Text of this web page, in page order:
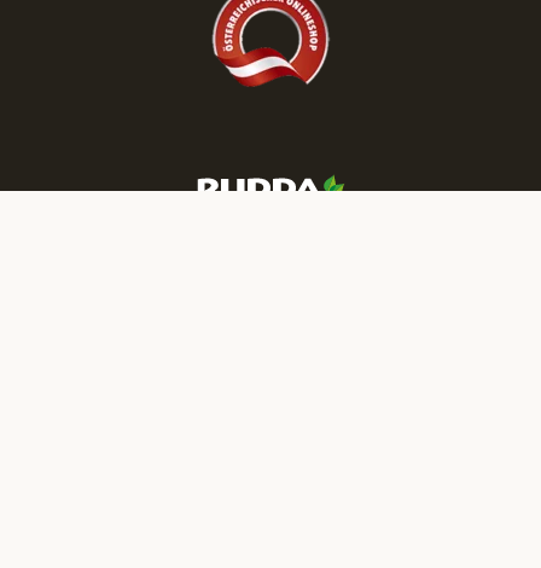
Besuchen Sie die RUDDA Schauräume
und entdecken Sie Parkett & Türen zu
reduzierten Preisen!